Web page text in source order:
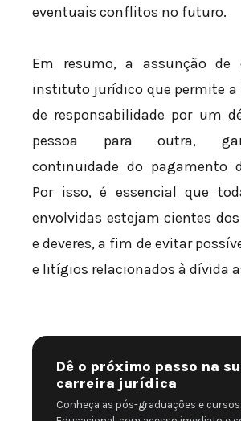
eventuais conflitos no futuro.
Em resumo, a assunção
instituto jurídico que permite a
de responsabilidade por um
pessoa para outra,
continuidade do pagamento
Por isso, é essencial que
envolvidas estejam cientes
e deveres, a fim de evitar
e litígios relacionados à dívida
Dê o próximo passo na
carreira jurídica
Conheça as pós-graduações e cursos